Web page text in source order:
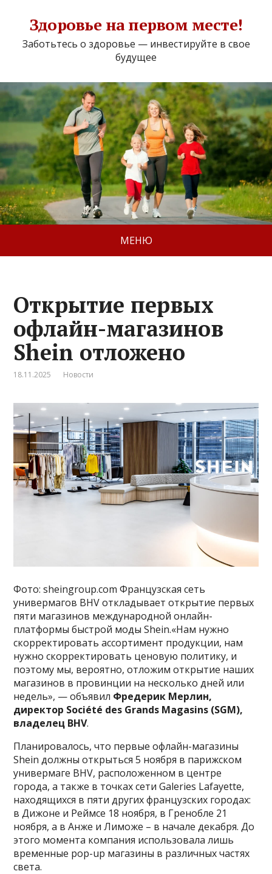
Здоровье на первом месте!
Заботьтесь о здоровье — инвестируйте в свое
будущее
МЕНЮ
Открытие первых
офлайн-магазинов
Shein отложено
18.11.2025 Новости
Фото: sheingroup.com Французская сеть
универмагов BHV откладывает открытие первых
пяти магазинов международной онлайн-
платформы быстрой моды Shein.«Нам нужно
скорректировать ассортимент продукции, нам
нужно скорректировать ценовую политику, и
поэтому мы, вероятно, отложим открытие наших
магазинов в провинции на несколько дней или
недель», — объявил Фредерик Мерлин,
директор Société des Grands Magasins (SGM),
владелец BHV.
Планировалось, что первые офлайн-магазины
Shein должны открыться 5 ноября в парижском
универмаге BHV, расположенном в центре
города, а также в точках сети Galeries Lafayette,
находящихся в пяти других французских городах:
в Дижоне и Реймсе 18 ноября, в Гренобле 21
ноября, а в Анже и Лиможе – в начале декабря. До
этого момента компания использовала лишь
временные pop-up магазины в различных частях
света.